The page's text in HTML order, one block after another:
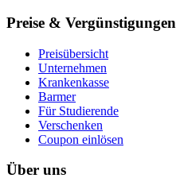
Preise & Vergünstigungen
Preisübersicht
Unternehmen
Krankenkasse
Barmer
Für Studierende
Ver­schen­ken
Coupon einlösen
Über uns